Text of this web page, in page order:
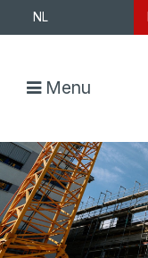
NL
Menu